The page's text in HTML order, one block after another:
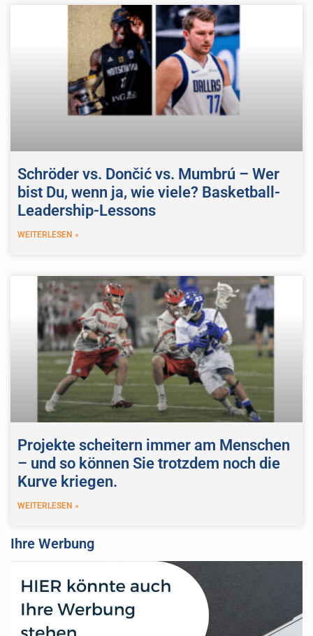
Schröder vs. Dončić vs. Mumbrú – Wer
bist Du, wenn ja, wie viele? Basketball-
Leadership-Lessons
WEITERLESEN »
Projekte scheitern immer am Menschen
– und so können Sie trotzdem noch die
Kurve kriegen.
WEITERLESEN »
Ihre Werbung